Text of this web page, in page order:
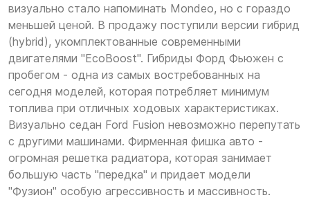
визуально стало напоминать Mondeo, но с гораздо
меньшей ценой. В продажу поступили версии гибрид
(hybrid), укомплектованные современными
двигателями "EcoBoost". Гибриды Форд Фьюжен с
пробегом - одна из самых востребованных на
сегодня моделей, которая потребляет минимум
топлива при отличных ходовых характеристиках.
Визуально седан Ford Fusion невозможно перепутать
с другими машинами. Фирменная фишка авто -
огромная решетка радиатора, которая занимает
большую часть "передка" и придает модели
"Фузион" особую агрессивность и массивность.